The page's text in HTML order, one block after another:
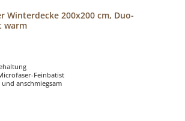
Winterdecke 200x200 cm, Duo-
warm
Feinbatist
anschmiegsam